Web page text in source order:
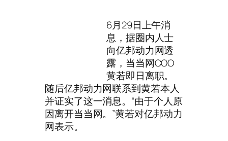
6月29日上午消
息，据圈内人士
向亿邦动力网透
露，当当网COO
黄若即日离职。
随后亿邦动力网联系到黄若本人
并证实了这一消息。“由于个人原
因离开当当网。”黄若对亿邦动力
网表示。